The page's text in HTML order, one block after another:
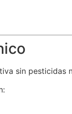
sin pesticidas